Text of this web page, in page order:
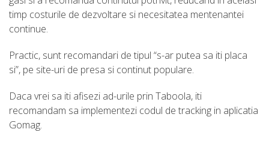
timp costurile de dezvoltare si necesitatea mentenantei
continue.
Practic, sunt recomandari de tipul “s-ar putea sa iti placa
si”, pe site-uri de presa si continut populare.
Daca vrei sa iti afisezi ad-urile prin Taboola, iti
recomandam sa implementezi codul de tracking in aplicatia
Gomag.